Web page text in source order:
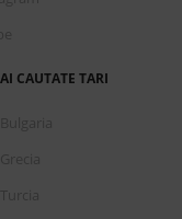
CAUTATE TARI